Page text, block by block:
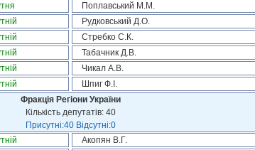
Поплавський М.М.
Рудковський Д.О.
Стребко С.К.
Табачник Д.В.
Чикал А.В.
Шпиг Ф.І.
Фракція Регіони України
Кількість депутатів: 40
Присутні:40 Відсутні:0
Акопян В.Г.